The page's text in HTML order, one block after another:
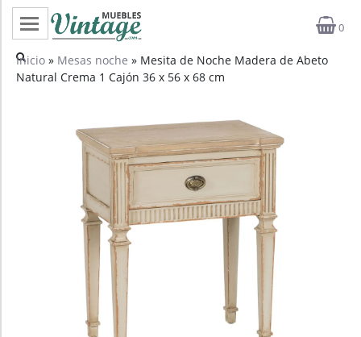
0
Categorías
Profesionales
Inicio » Mesas noche » Mesita de Noche Madera de Abeto
Natural Crema 1 Cajón 36 x 56 x 68 cm